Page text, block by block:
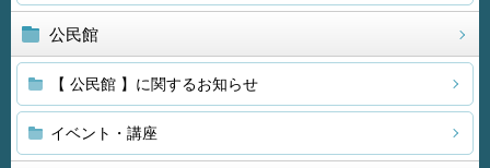
公民館
【 公民館 】に関するお知らせ
イベント・講座